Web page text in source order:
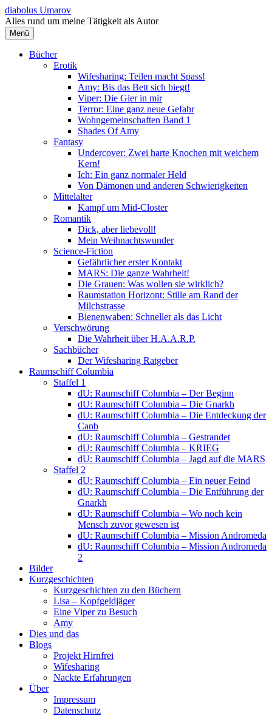
Springe
zum
Inhalt
diabolus Umarov
Alles rund um meine Tätigkeit als Autor
Menü
Bücher
Erotik
Wifesharing: Teilen macht Spass!
Amy: Bis das Bett sich biegt!
Viper: Die Gier in mir
Terror: Eine ganz neue Gefahr
Wohngemeinschaften Band 1
Shades Of Amy
Fantasy
Undercover: Zwei harte Knochen mit weichem
Kern!
Ich: Ein ganz normaler Held
Von Dämonen und anderen Schwierigkeiten
Mittelalter
Kampf um Mid-Closter
Romantik
Dick, aber liebevoll!
Mein Weihnachtswunder
Science-Fiction
Gefährlicher erster Kontakt
MARS: Die ganze Wahrheit!
Die Grauen: Was wollen sie wirklich?
Raumstation Horizont: Stille am Rand der
Milchstrasse
Bienenwaben: Schneller als das Licht
Verschwörung
Die Wahrheit über H.A.A.R.P.
Sachbücher
Der Wifesharing Ratgeber
Raumschiff Columbia
Staffel 1
dU: Raumschiff Columbia – Der Beginn
dU: Raumschiff Columbia – Die Gnarkh
dU: Raumschiff Columbia – Die Entdeckung der
Canb
dU: Raumschiff Columbia – Gestrandet
dU: Raumschiff Columbia – KRIEG
dU: Raumschiff Columbia – Jagd auf die MARS
Staffel 2
dU: Raumschiff Columbia – Ein neuer Feind
dU: Raumschiff Columbia – Die Entführung der
Gnarkh
dU: Raumschiff Columbia – Wo noch kein
Mensch zuvor gewesen ist
dU: Raumschiff Columbia – Mission Andromeda
dU: Raumschiff Columbia – Mission Andromeda
2
Bilder
Kurzgeschichten
Kurzgeschichten zu den Büchern
Lisa – Kopfgeldjäger
Eine Viper zu Besuch
Amy
Dies und das
Blogs
Projekt Hirnfrei
Wifesharing
Nackte Erfahrungen
Über
Impressum
Datenschutz